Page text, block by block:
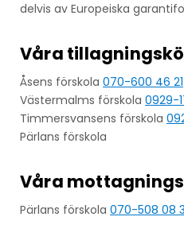
delvis av Europeiska
Våra
Åsens förskola 070-600 46 21
Västermalms förskola 0929-
Timmersvansens förskola
Pärlans förskola
Våra
Pärlans förskola 070-508 08